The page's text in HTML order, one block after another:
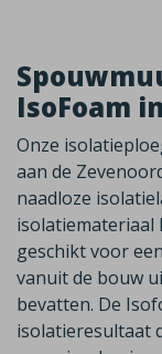
IsoFoam
Onze
aan de
naadloze
isolatiemateriaal
geschikt voor
vanuit de bouw
bevatten. De
isolatieresultaat